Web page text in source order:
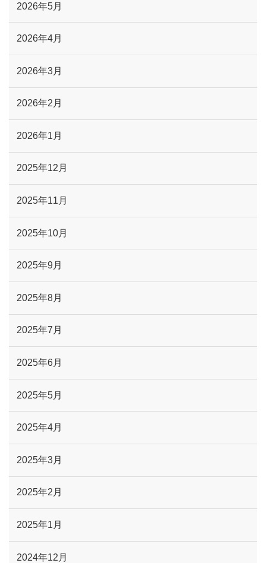
2026年5月
2026年4月
2026年3月
2026年2月
2026年1月
2025年12月
2025年11月
2025年10月
2025年9月
2025年8月
2025年7月
2025年6月
2025年5月
2025年4月
2025年3月
2025年2月
2025年1月
2024年12月